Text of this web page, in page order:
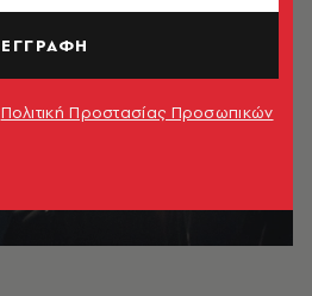
ΕΓΓΡΑΦΗ
Πολιτική Προστασίας Προσωπικών